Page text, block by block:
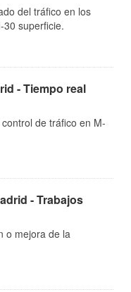
del tráfico en los
superficie.
- Tiempo real
de tráfico en M-
- Trabajos
o mejora de la